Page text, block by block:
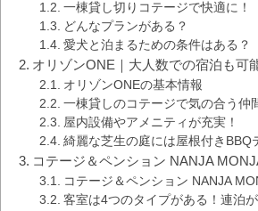
一棟貸し切りコテージで快適に！
どんなプランがある？
愛犬と泊まるための条件はある？
オリゾンONE｜大人数での宿泊も可
オリゾンONEの基本情報
一棟貸しのコテージで気の合う仲
屋内設備やアメニティが充実！
綺麗な芝生の庭には屋根付きBBQ
コテージ＆ペンション NANJA
コテージ＆ペンション NANJA
客室は4つのタイプがある！連泊